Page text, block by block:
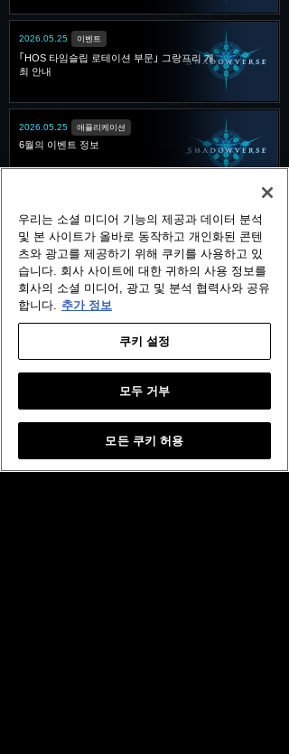
2026.05.25 이벤트
｢HOS 타임슬립 로테이션 부문｣ 그랑프리 개
최 안내
2026.05.25 애플리케이션
6월의 이벤트 정보
2026.03.25 애플리케이션
섀도우버스 서비스 종료에 관한 일정 안내
우리는 소셜 미디어 기능의 제공과 데이터 분석
및 본 사이트가 올바로 동작하고 개인화된 콘텐
츠와 광고를 제공하기 위해 쿠키를 사용하고 있
습니다. 회사 사이트에 대한 귀하의 사용 정보를
회사의 소셜 미디어, 광고 및 분석 협력사와 공유
합니다. 추가 정보
쿠키 설정
모두 거부
모든 쿠키 허용